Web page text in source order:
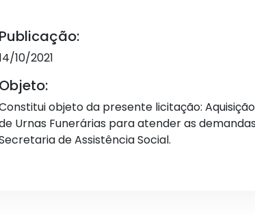
Publicação:
10/2021
Objeto:
objeto da presente licitação:
Urnas Funerárias para atender as
de Assistência Social.